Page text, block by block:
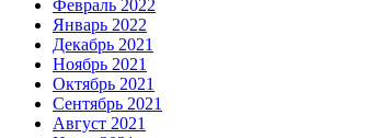
Февраль 2022
Январь 2022
Декабрь 2021
Ноябрь 2021
Октябрь 2021
Сентябрь 2021
Август 2021